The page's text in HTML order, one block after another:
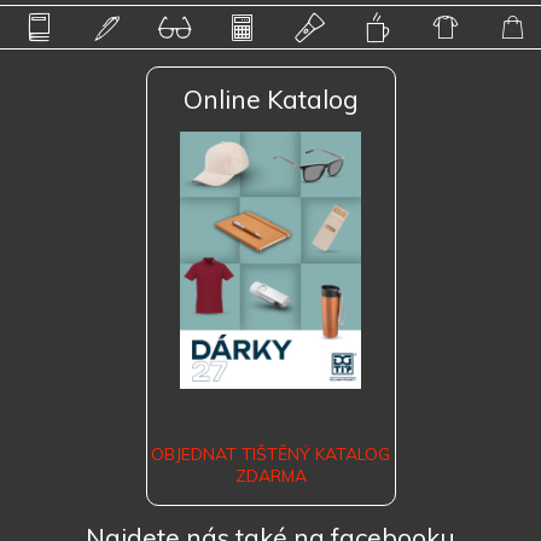
Online Katalog
OBJEDNAT TIŠTĚNÝ KATALOG
ZDARMA